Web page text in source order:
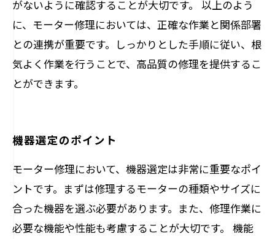
がないように確認することが大切です。 以上のよう
に、モーター修理においては、正確な作業と関係部署
との連携が重要です。しっかりとした手順に従い、根
気よく作業を行うことで、高品質の修理を提供するこ
とができます。
機器選定のポイント
モーター修理において、機器選定は非常に重要なポイ
ントです。まずは修理するモーターの種類やサイズに
合った機器を選ぶ必要があります。また、修理作業に
必要な機能や性能も考慮することが大切です。 機能